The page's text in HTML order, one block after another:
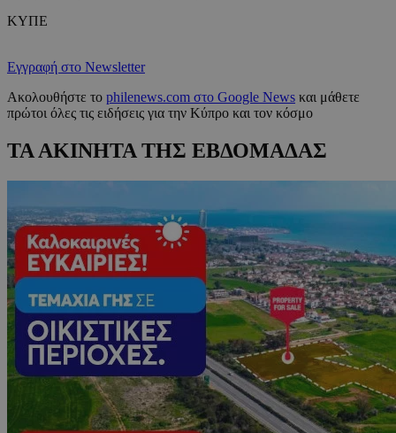
ΚΥΠΕ
Εγγραφή στο Newsletter
Ακολουθήστε το philenews.com στο Google News και μάθετε
πρώτοι όλες τις ειδήσεις για την Κύπρο και τον κόσμο
ΤΑ ΑΚΙΝΗΤΑ ΤΗΣ ΕΒΔΟΜΑΔΑΣ